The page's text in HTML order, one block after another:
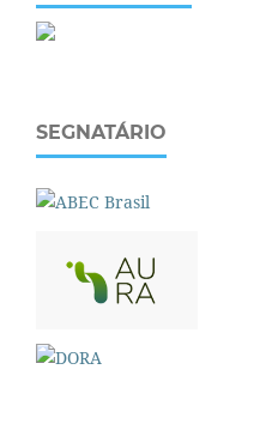
SEGNATÁRIO